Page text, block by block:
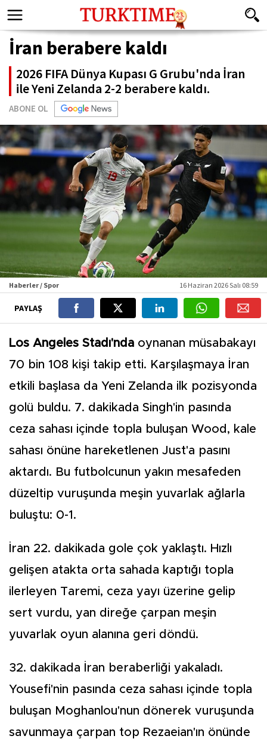
İran berabere kaldı
2026 FIFA Dünya Kupası G Grubu'nda İran
ile Yeni Zelanda 2-2 berabere kaldı.
ABONE OL
Haberler / Spor 16 Haziran 2026 Salı 08:59
PAYLAŞ
Los Angeles Stadı'nda oynanan müsabakayı
70 bin 108 kişi takip etti. Karşılaşmaya İran
etkili başlasa da Yeni Zelanda ilk pozisyonda
golü buldu. 7. dakikada Singh'in pasında
ceza sahası içinde topla buluşan Wood, kale
sahası önüne hareketlenen Just'a pasını
aktardı. Bu futbolcunun yakın mesafeden
düzeltip vuruşunda meşin yuvarlak ağlarla
buluştu: 0-1.
İran 22. dakikada gole çok yaklaştı. Hızlı
gelişen atakta orta sahada kaptığı topla
ilerleyen Taremi, ceza yayı üzerine gelip
sert vurdu, yan direğe çarpan meşin
yuvarlak oyun alanına geri döndü.
32. dakikada İran beraberliği yakaladı.
Yousefi'nin pasında ceza sahası içinde topla
buluşan Moghanlou'nun dönerek vuruşunda
savunmaya çarpan top Rezaeian'ın önünde